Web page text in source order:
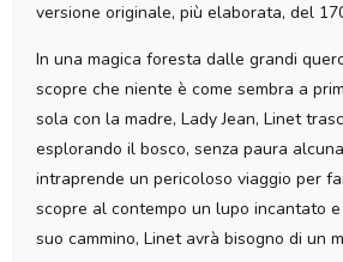
versione originale, più elaborata, del
In una magica foresta dalle grandi
scopre che niente è come sembra a
sola con la madre, Lady Jean, Linet
esplorando il bosco, senza paura
intraprende un pericoloso viaggio per
scopre al contempo un lupo incantato
suo cammino, Linet avrà bisogno di un